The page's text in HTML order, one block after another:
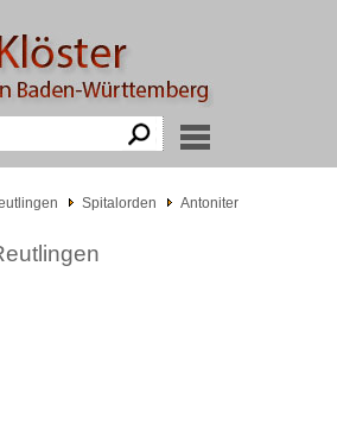
Spitalorden Antoniter